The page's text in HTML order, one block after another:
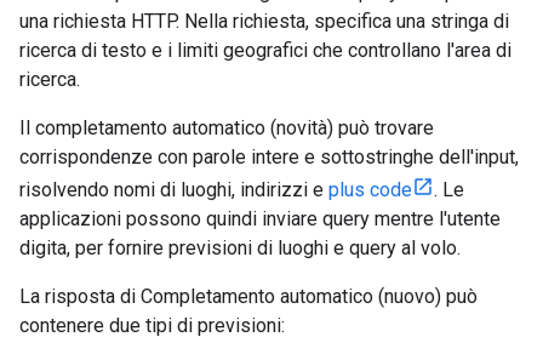
una richiesta HTTP. Nella richiesta, specifica una stringa di
ricerca di testo e i limiti geografici che controllano l'area di
ricerca.
Il completamento automatico (novità) può trovare
corrispondenze con parole intere e sottostringhe dell'input,
risolvendo nomi di luoghi, indirizzi e plus code
. Le
applicazioni possono quindi inviare query mentre l'utente
digita, per fornire previsioni di luoghi e query al volo.
La risposta di Completamento automatico (nuovo) può
contenere due tipi di previsioni: